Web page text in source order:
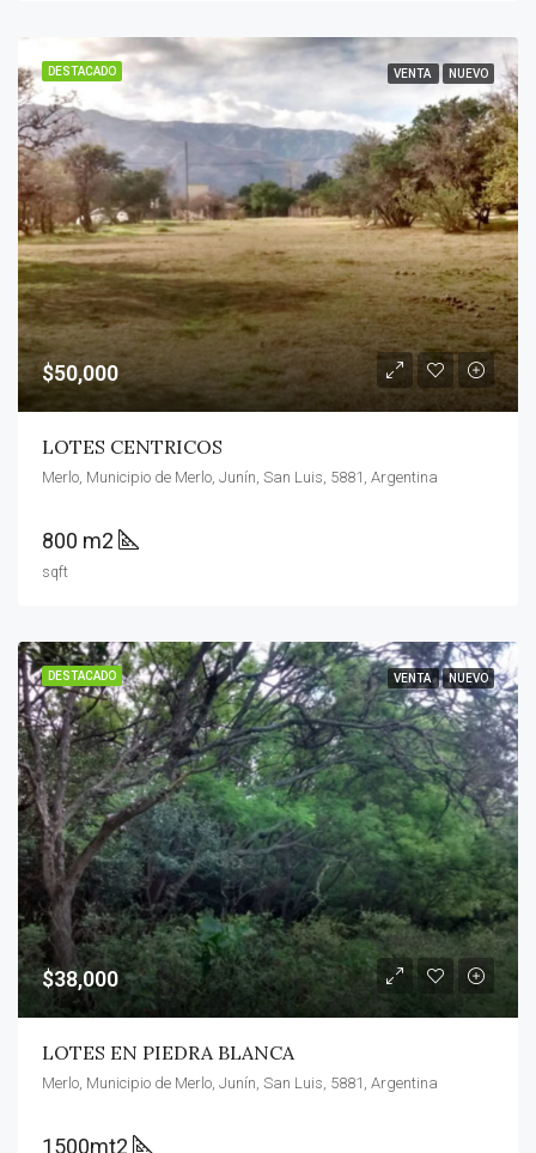
DESTACADO VENTA NUEVO
$50,000
LOTES CENTRICOS
Merlo, Municipio de Merlo, Junín, San Luis, 5881, Argentina
800 m2
sqft
DESTACADO VENTA NUEVO
$38,000
LOTES EN PIEDRA BLANCA
Merlo, Municipio de Merlo, Junín, San Luis, 5881, Argentina
1500mt2